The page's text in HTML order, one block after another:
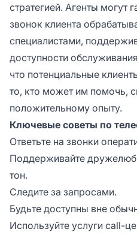
стратегией. Агенты могут
звонок клиента
специалистами,
доступности
что потенциальные
то, кто может им помочь,
положительному опыту.
Ключевые советы по
Ответьте на звонки
Поддерживайте
тон.
Следите за запросами.
Будьте доступны вне
Используйте услуги call-